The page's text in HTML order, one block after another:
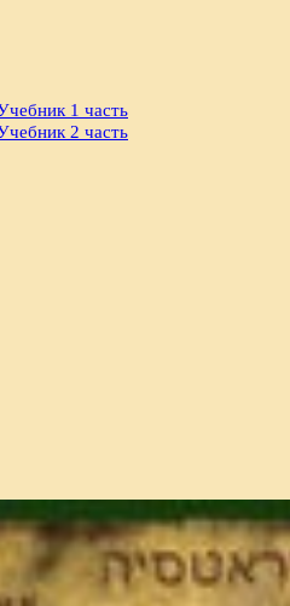
1 часть
2 часть